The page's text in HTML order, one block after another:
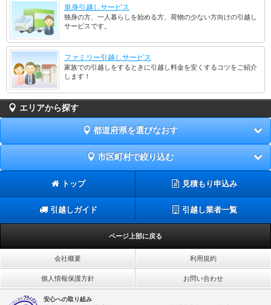
単身引越しサービス
独身の方、一人暮らしを始める方、荷物の少ない方向けの引越し
サービスです。
ファミリー引越しサービス
家族での引越しをするときに引越し料金を安くするコツをご紹介
します！
エリアから探す
都道府県を選びなおす
市区町村で絞り込む
トップ 見積もり申込み
引越しガイド 引越し業者一覧
ページ上部に戻る
会社概要 利用規約
個人情報保護方針 お問い合わせ
安心への取り組み